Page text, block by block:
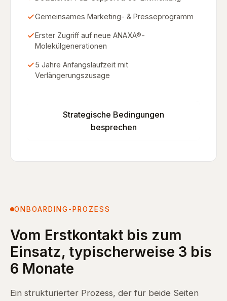
Gemeinsames Marketing- & Presseprogramm
Erster Zugriff auf neue ANAXA®-
Molekülgenerationen
5 Jahre Anfangslaufzeit mit
Verlängerungszusage
Strategische Bedingungen
besprechen
ONBOARDING-PROZESS
Vom Erstkontakt bis zum
Einsatz, typischerweise 3 bis
6 Monate
Ein strukturierter Prozess, der für beide Seiten